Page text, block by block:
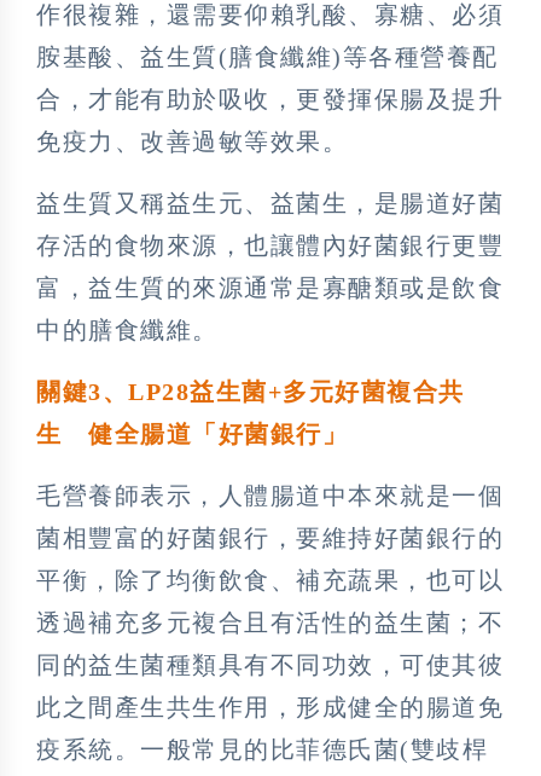
作很複雜，還需要仰賴乳酸、寡糖、必須
胺基酸、益生質(膳食纖維)等各種營養配
合，才能有助於吸收，更發揮保腸及提升
免疫力、改善過敏等效果。
益生質又稱益生元、益菌生，是腸道好菌
存活的食物來源，也讓體內好菌銀行更豐
富，益生質的來源通常是寡醣類或是飲食
中的膳食纖維。
關鍵3、LP28益生菌+多元好菌複合共
生 健全腸道「好菌銀行」
毛營養師表示，人體腸道中本來就是一個
菌相豐富的好菌銀行，要維持好菌銀行的
平衡，除了均衡飲食、補充蔬果，也可以
透過補充多元複合且有活性的益生菌；不
同的益生菌種類具有不同功效，可使其彼
此之間產生共生作用，形成健全的腸道免
疫系統。一般常見的比菲德氏菌(雙歧桿